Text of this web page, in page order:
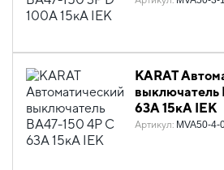
KARAT
выключатель
63А 15кА IEK
Артикул: MVA50-4-